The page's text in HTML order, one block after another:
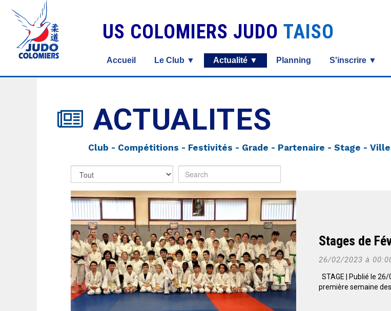
US COLOMIERS JUDO TAISO
Accueil Le Club ▼ Actualité ▼ Planning S'inscrire ▼
 ACTUALITES
Club - Compétitions - Festivités - Grade - Partenaire - Stage -
Stages de
26/02/2023 à
STAGE | Publié le
première semaine des